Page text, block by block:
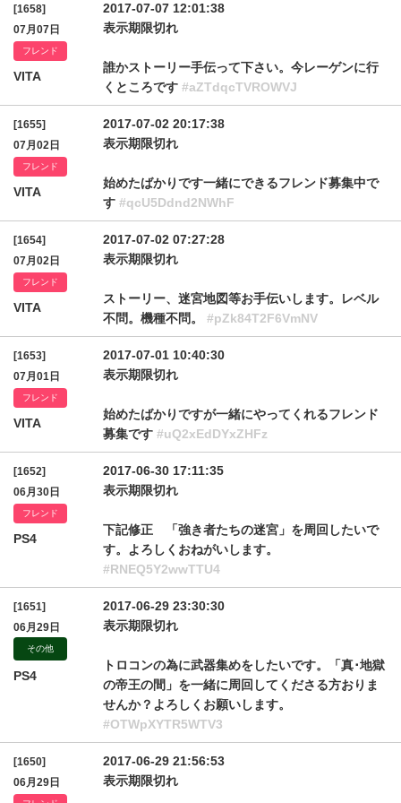
[1658]
07月07日
フレンド
VITA
2017-07-07 12:01:38
表示期限切れ
誰かストーリー手伝って下さい。今レーゲンに行
くところです #aZTdqcTVROWVJ
[1655]
07月02日
フレンド
VITA
2017-07-02 20:17:38
表示期限切れ
始めたばかりです一緒にできるフレンド募集中で
す #qcU5Ddnd2NWhF
[1654]
07月02日
フレンド
VITA
2017-07-02 07:27:28
表示期限切れ
ストーリー、迷宮地図等お手伝いします。レベル
不問。機種不問。 #pZk84T2F6VmNV
[1653]
07月01日
フレンド
VITA
2017-07-01 10:40:30
表示期限切れ
始めたばかりですが一緒にやってくれるフレンド
募集です #uQ2xEdDYxZHFz
[1652]
06月30日
フレンド
PS4
2017-06-30 17:11:35
表示期限切れ
下記修正 「強き者たちの迷宮」を周回したいで
す。よろしくおねがいします。
#RNEQ5Y2wwTTU4
[1651]
06月29日
その他
PS4
2017-06-29 23:30:30
表示期限切れ
トロコンの為に武器集めをしたいです。「真･地獄
の帝王の間」を一緒に周回してくださる方おりま
せんか？よろしくお願いします。
#OTWpXYTR5WTV3
[1650]
06月29日
2017-06-29 21:56:53
表示期限切れ